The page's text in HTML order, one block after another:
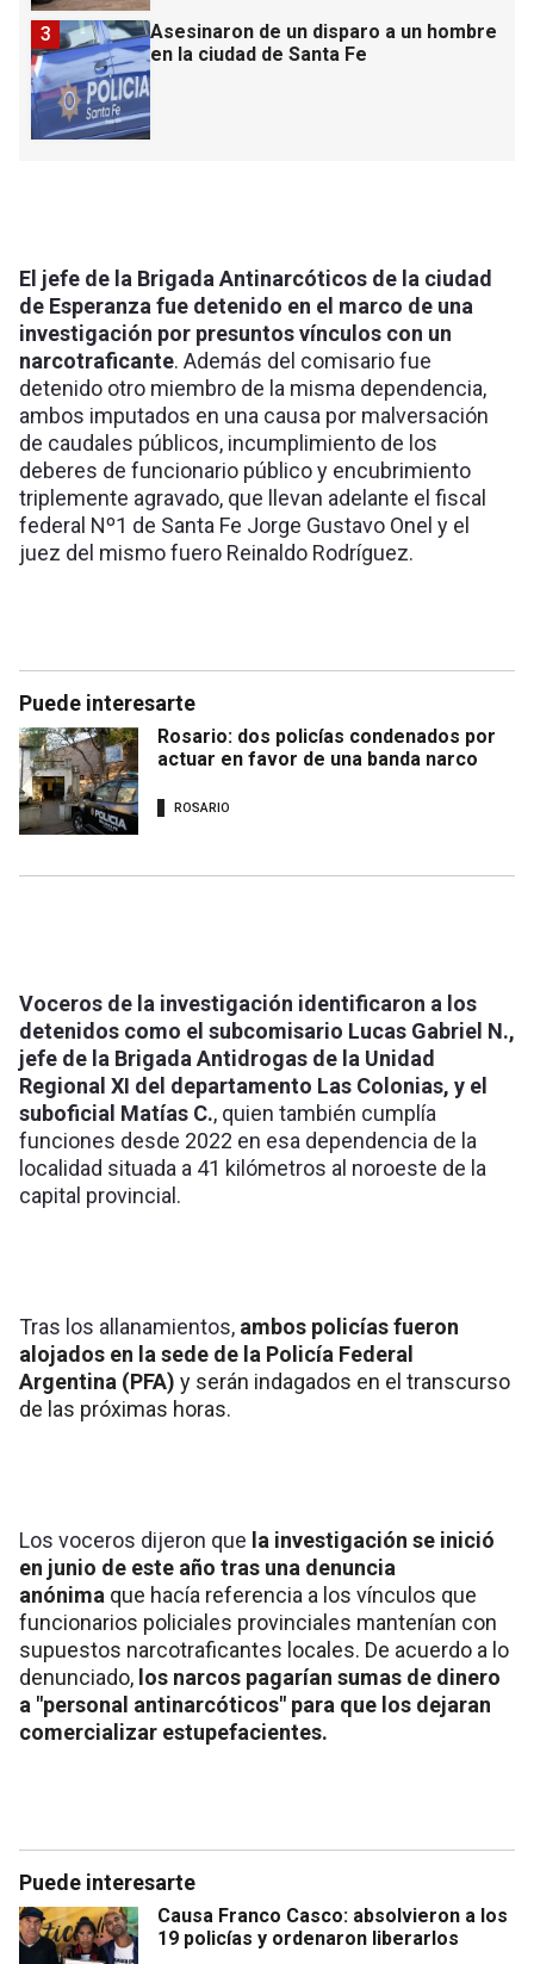
Asesinaron de un disparo a un hombre
en la ciudad de Santa Fe
3
El jefe de la Brigada Antinarcóticos de la ciudad
de Esperanza fue detenido en el marco de una
investigación por presuntos vínculos con un
narcotraficante. Además del comisario fue
detenido otro miembro de la misma dependencia,
ambos imputados en una causa por malversación
de caudales públicos, incumplimiento de los
deberes de funcionario público y encubrimiento
triplemente agravado, que llevan adelante el fiscal
federal Nº1 de Santa Fe Jorge Gustavo Onel y el
juez del mismo fuero Reinaldo Rodríguez.
Puede interesarte
Rosario: dos policías condenados por
actuar en favor de una banda narco
ROSARIO
Voceros de la investigación identificaron a los
detenidos como el subcomisario Lucas Gabriel N.,
jefe de la Brigada Antidrogas de la Unidad
Regional XI del departamento Las Colonias, y el
suboficial Matías C., quien también cumplía
funciones desde 2022 en esa dependencia de la
localidad situada a 41 kilómetros al noroeste de la
capital provincial.
Tras los allanamientos, ambos policías fueron
alojados en la sede de la Policía Federal
Argentina (PFA) y serán indagados en el transcurso
de las próximas horas.
Los voceros dijeron que la investigación se inició
en junio de este año tras una denuncia
anónima que hacía referencia a los vínculos que
funcionarios policiales provinciales mantenían con
supuestos narcotraficantes locales. De acuerdo a lo
denunciado, los narcos pagarían sumas de dinero
a "personal antinarcóticos" para que los dejaran
comercializar estupefacientes.
Puede interesarte
Causa Franco Casco: absolvieron a los
19 policías y ordenaron liberarlos